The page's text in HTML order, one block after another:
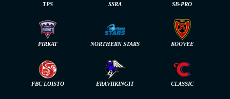
TPS SSRA SB-PRO
PIRKAT NORTHERN STARS KOOVEE
FBC LOISTO ERÄVIIKINGIT CLASSIC